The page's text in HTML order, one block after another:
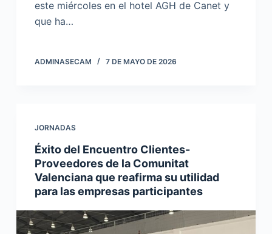
este miércoles en el hotel AGH de Canet y
que ha…
ADMINASECAM 7 DE MAYO DE 2026
JORNADAS
Éxito del Encuentro Clientes-
Proveedores de la Comunitat
Valenciana que reafirma su utilidad
para las empresas participantes